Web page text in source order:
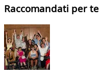
Raccomandati per te